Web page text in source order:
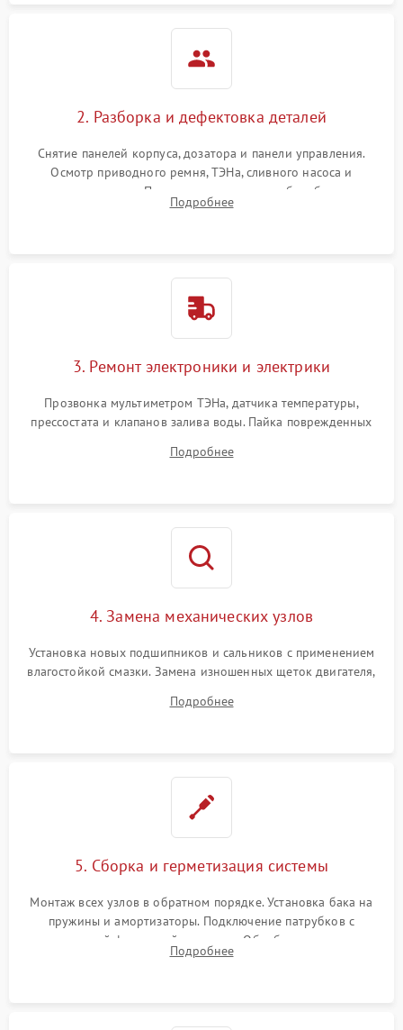
2. Разборка и дефектовка деталей
Снятие панелей корпуса, дозатора и панели управления.
Осмотр приводного ремня, ТЭНа, сливного насоса и
амортизаторов. Проверка подшипников барабана и
крестовины на износ, а манжеты люка на разрывы.
Подробнее
3. Ремонт электроники и электрики
Прозвонка мультиметром ТЭНа, датчика температуры,
прессостата и клапанов залива воды. Пайка поврежденных
Восстановление целостности проводки и контактов.
Подробнее
4. Замена механических узлов
Установка новых подшипников и сальников с применением
влагостойкой смазки. Замена изношенных щеток двигателя,
или поврежденной резиновой манжеты.
Подробнее
5. Сборка и герметизация системы
Монтаж всех узлов в обратном порядке. Установка бака на
пружины и амортизаторы. Подключение патрубков с
надежной фиксацией хомутами. Обработка стыков
герметиком для предотвращения возможных протечек воды.
Подробнее